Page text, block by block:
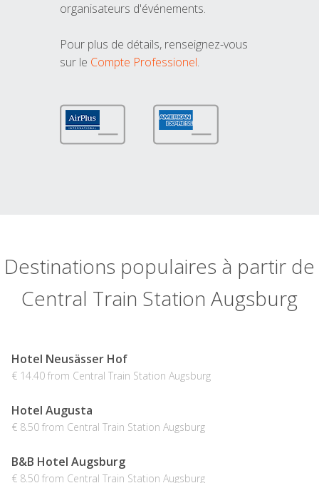
organisateurs d'événements.
Pour plus de détails, renseignez-vous
sur le Compte Professionel.
Destinations populaires à partir de
Central Train Station Augsburg
Hotel Neusässer Hof
€ 14.40 from Central Train Station Augsburg
Hotel Augusta
€ 8.50 from Central Train Station Augsburg
B&B Hotel Augsburg
€ 8.50 from Central Train Station Augsburg